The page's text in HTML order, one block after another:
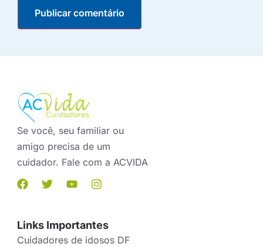
Se você, seu familiar ou
amigo precisa de um
cuidador. Fale com a ACVIDA
Links Importantes
Cuidadores de idosos DF